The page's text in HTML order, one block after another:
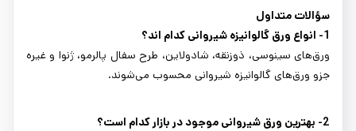
سؤالات متداول
1- انواع ورق گالوانیزه شیروانی کدام اند؟
ورق‌های سینوسی، ذوزنقه، شادولاین، طرح سفال پالرمو، ژنوا و غیره
جزو ورق‌های گالوانیزه شیروانی محسوب می‌شوند.
2- بهترین ورق شیروانی موجود در بازار کدام است؟